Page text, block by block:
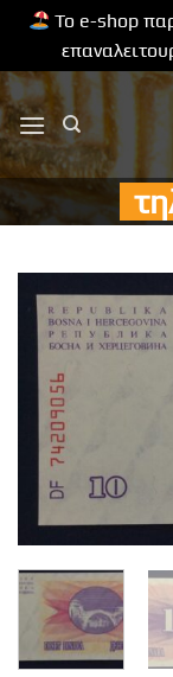
Το e-shop
Μετάβαση
στο
περιεχόμενο